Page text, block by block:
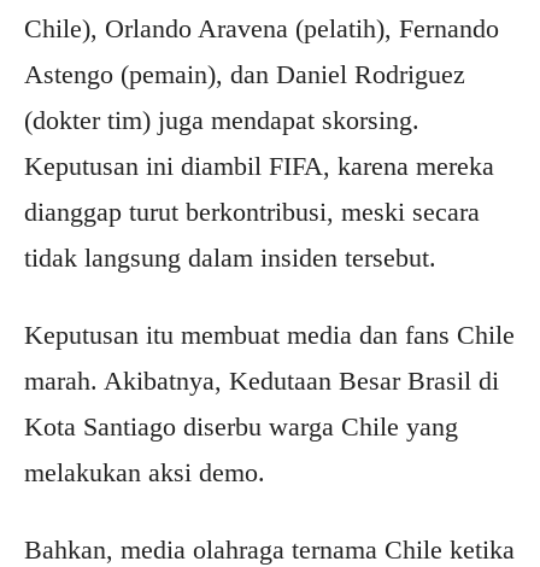
Chile), Orlando Aravena (pelatih), Fernando
Astengo (pemain), dan Daniel Rodriguez
(dokter tim) juga mendapat skorsing.
Keputusan ini diambil FIFA, karena mereka
dianggap turut berkontribusi, meski secara
tidak langsung dalam insiden tersebut.
Keputusan itu membuat media dan fans Chile
marah. Akibatnya, Kedutaan Besar Brasil di
Kota Santiago diserbu warga Chile yang
melakukan aksi demo.
Bahkan, media olahraga ternama Chile ketika